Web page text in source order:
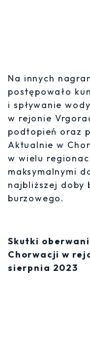
Na innych
postępowało
i spływanie
w rejonie
podtopień oraz
Aktualnie w
w wielu
maksymalnymi
najbliższej doby
burzowego.
Skutki
Chorwacji w
sierpnia 2023